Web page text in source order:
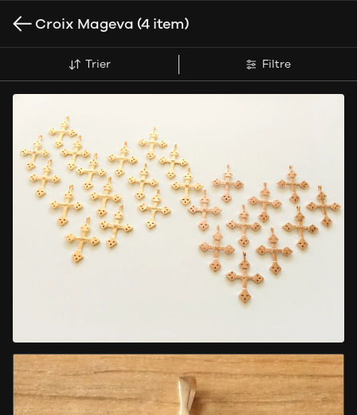
Croix Mageva (4 item)
Trier Filtre